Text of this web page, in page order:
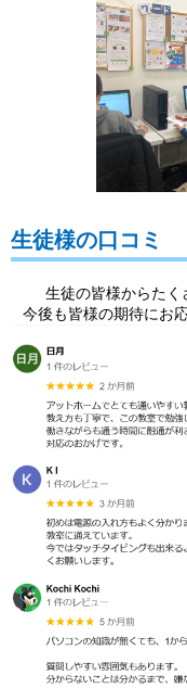
生徒様の口コミ
生徒の皆様からたく
今後も皆様の期待にお